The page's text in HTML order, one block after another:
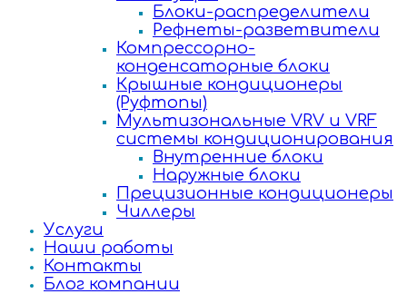
Блоки-распределители
Рефнеты-разветвители
Компрессорно-
конденсаторные блоки
Крышные кондиционеры
(Руфтопы)
Мультизональные VRV и VRF
системы кондиционирования
Внутренние блоки
Наружные блоки
Прецизионные кондиционеры
Чиллеры
Услуги
Наши работы
Контакты
Блог компании